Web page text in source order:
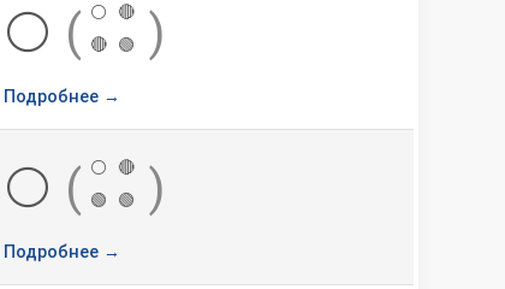
⚪ ( ⚪
🔴
🔴
🟢 )
Подробнее →
⚪ ( ⚪
🔴
🟢
🟢 )
Подробнее →